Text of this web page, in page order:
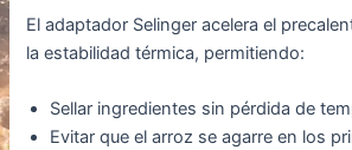
El adaptador Selinger acelera el
la estabilidad térmica, permitiendo:
Sellar ingredientes sin pérdida de
Evitar que el arroz se agarre en los